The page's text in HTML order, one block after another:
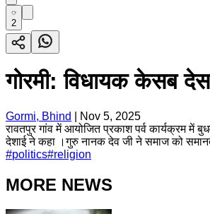
2
गोरमी: विधायक केसब
Gormi, Bhind
Nov 5, 2025
रावतपुर गांव में आयोजित प्रकाश पर्व कार्यक्रम में
देशाई ने कहा ।गुरु नानक देव जी ने समाज को
#politics#religion
MORE NEWS